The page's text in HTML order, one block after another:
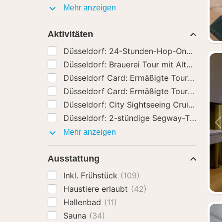
Mehr anzeigen
Aktivitäten
Düsseldorf: 24-Stunden-Hop-On-
Düsseldorf: Brauerei Tour mit
Mehr anzeigen
Ausstattung
Inkl. Frühstück (109)
Haustiere erlaubt (42)
Hallenbad (11)
Sauna (34)